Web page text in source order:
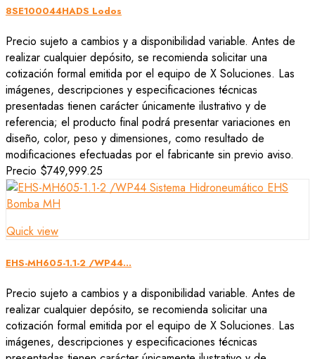
8SE100044HADS Lodos
Precio sujeto a cambios y a disponibilidad variable. Antes de
realizar cualquier depósito, se recomienda solicitar una
cotización formal emitida por el equipo de X Soluciones. Las
imágenes, descripciones y especificaciones técnicas
presentadas tienen carácter únicamente ilustrativo y de
referencia; el producto final podrá presentar variaciones en
diseño, color, peso y dimensiones, como resultado de
modificaciones efectuadas por el fabricante sin previo aviso.
Precio $749,999.25
Quick view
EHS-MH605-1.1-2 /WP44...
Precio sujeto a cambios y a disponibilidad variable. Antes de
realizar cualquier depósito, se recomienda solicitar una
cotización formal emitida por el equipo de X Soluciones. Las
imágenes, descripciones y especificaciones técnicas